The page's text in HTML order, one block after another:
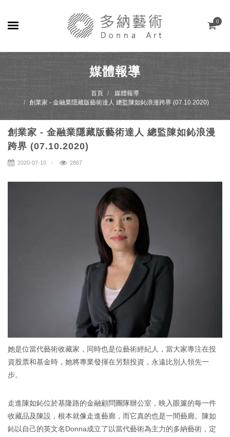
線上藝廊
0
媒體報導
首頁
媒體報導
創業家 - 金融業隱藏版藝術達人 總監陳如鈊浪漫跨界 (07.10.2020)
創業家 - 金融業隱藏版藝術達人 總監陳如鈊浪漫
跨界 (07.10.2020)
2020-07-10 2867
她是位當代藝術收藏家，同時也是位藝術經紀人，當大家專注在投
資股票和基金時，她將專業發揮在另類投資，永遠比別人領先一
步。
走進陳如鈊位於基隆路的金融顧問團隊辦公室，映入眼簾的每一件
收藏品及陳設，根本就像走進藝廊，而它真的也是一間藝廊。陳如
鈊以自己的英文名Donna成立了以當代藝術為主力的多納藝術，定